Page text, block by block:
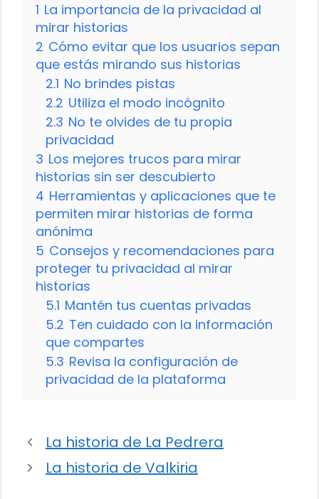
1 La importancia de la privacidad al
mirar historias
2 Cómo evitar que los usuarios sepan
que estás mirando sus historias
2.1 No brindes pistas
2.2 Utiliza el modo incógnito
2.3 No te olvides de tu propia
privacidad
3 Los mejores trucos para mirar
historias sin ser descubierto
4 Herramientas y aplicaciones que te
permiten mirar historias de forma
anónima
5 Consejos y recomendaciones para
proteger tu privacidad al mirar
historias
5.1 Mantén tus cuentas privadas
5.2 Ten cuidado con la información
que compartes
5.3 Revisa la configuración de
privacidad de la plataforma
La historia de La Pedrera
La historia de Valkiria